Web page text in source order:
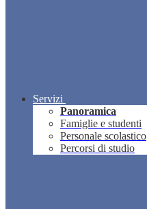
Servizi
Panoramica
Famiglie e studenti
Personale scolastico
Percorsi di studio